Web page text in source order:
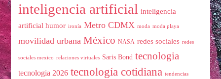
inteligencia artificial inteligencia
artificial humor ironía Metro CDMX moda moda playa
movilidad urbana México NASA redes sociales redes
sociales mexico relaciones virtuales Saris Bond tecnologia
tecnologia 2026 tecnología cotidiana tendencias